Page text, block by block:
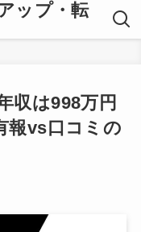
ップ・転
収は998万円
報vs口コミの